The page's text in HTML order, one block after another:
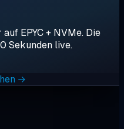
EPYC + NVMe. Die
Sekunden live.
→